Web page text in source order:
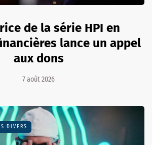
de la série HPI en
lance un appel
aux dons
7 août 2026
DIVERS